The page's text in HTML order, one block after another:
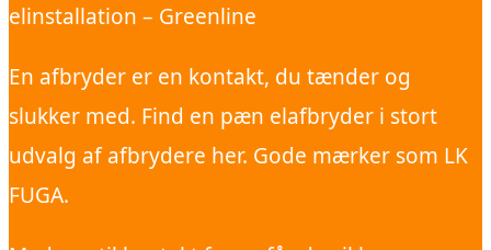
elinstallation – Greenline
En afbryder er en kontakt, du tænder og
slukker med. Find en pæn elafbryder i stort
udvalg af afbrydere her. Gode mærker som LK
FUGA.